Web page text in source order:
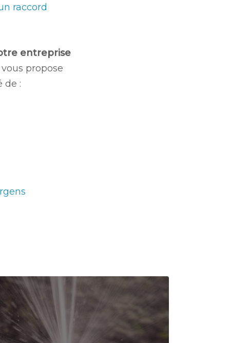
raccord
entreprise
propose
de :